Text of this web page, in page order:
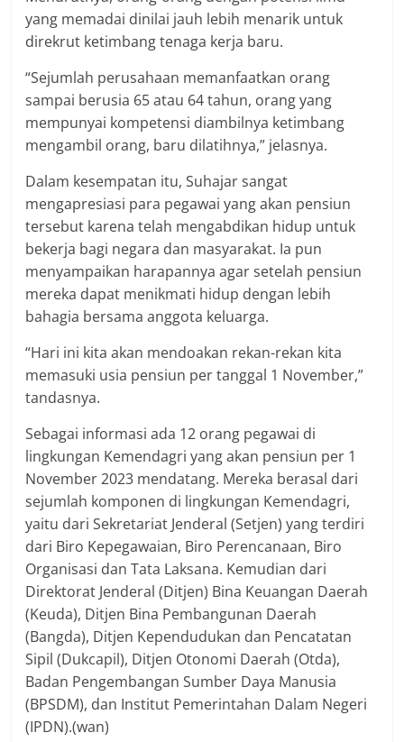
yang memadai dinilai jauh lebih menarik untuk
direkrut ketimbang tenaga kerja baru.
“Sejumlah perusahaan memanfaatkan orang
sampai berusia 65 atau 64 tahun, orang yang
mempunyai kompetensi diambilnya ketimbang
mengambil orang, baru dilatihnya,” jelasnya.
Dalam kesempatan itu, Suhajar sangat
mengapresiasi para pegawai yang akan pensiun
tersebut karena telah mengabdikan hidup untuk
bekerja bagi negara dan masyarakat. Ia pun
menyampaikan harapannya agar setelah pensiun
mereka dapat menikmati hidup dengan lebih
bahagia bersama anggota keluarga.
“Hari ini kita akan mendoakan rekan-rekan kita
memasuki usia pensiun per tanggal 1 November,”
tandasnya.
Sebagai informasi ada 12 orang pegawai di
lingkungan Kemendagri yang akan pensiun per 1
November 2023 mendatang. Mereka berasal dari
sejumlah komponen di lingkungan Kemendagri,
yaitu dari Sekretariat Jenderal (Setjen) yang terdiri
dari Biro Kepegawaian, Biro Perencanaan, Biro
Organisasi dan Tata Laksana. Kemudian dari
Direktorat Jenderal (Ditjen) Bina Keuangan Daerah
(Keuda), Ditjen Bina Pembangunan Daerah
(Bangda), Ditjen Kependudukan dan Pencatatan
Sipil (Dukcapil), Ditjen Otonomi Daerah (Otda),
Badan Pengembangan Sumber Daya Manusia
(BPSDM), dan Institut Pemerintahan Dalam Negeri
(IPDN).(wan)